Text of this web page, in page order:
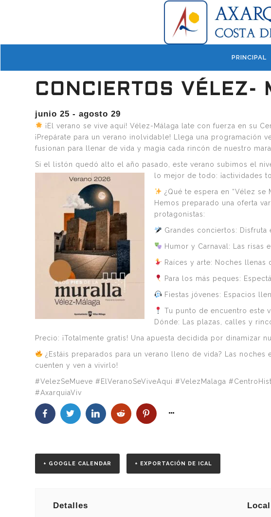
PRINCIPAL
CONCIERTOS VÉLEZ-
junio 25 - agosto 29
¡El verano se vive aquí! Vélez-Málaga late con fuerza en su
¡Prepárate para un verano inolvidable! Llega una
fusionan para llenar de vida y magia cada rincón de nuestro
Si el listón quedó alto el año pasado, este verano subimos el
lo mejor de todo: ¡actividades
¿Qué te espera en “Vélez se
Hemos preparado una oferta
protagonistas:
Grandes conciertos:
Humor y Carnaval: Las risas
Raíces y arte: Noches
Para los más peques:
Fiestas jóvenes: Espacios
Tu punto de encuentro este
Dónde: Las plazas, calles y
Precio: ¡Totalmente gratis! Una apuesta decidida por dinamizar
¿Estáis preparados para un verano lleno de vida? Las
cuenten y ven a vivirlo!
#VelezSeMueve #ElVeranoSeViveAqui #VelezMalaga
#AxarquiaViv
+ GOOGLE CALENDAR + EXPORTACIÓN DE ICAL
Detalles Local